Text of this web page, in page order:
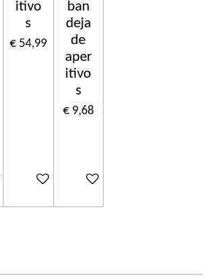
itivo
s
€ 54,99
In winkelwagen
ban
deja
de
aper
itivo
s
€ 9,68
In winkelwagen